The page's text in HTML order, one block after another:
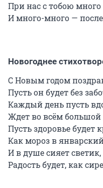
При нас с тобою много
И много-много —
Новогоднее
С Новым годом
Пусть он будет без
Каждый день пусть
Ждет во всём большой
Пусть здоровье будет
Как мороз в
И в душе сияет светик,
Радость будет, как